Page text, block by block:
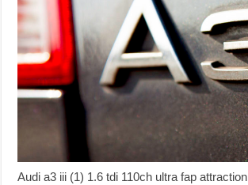
Audi a3 iii (1) 1.6 tdi 110ch ultra fap attraction